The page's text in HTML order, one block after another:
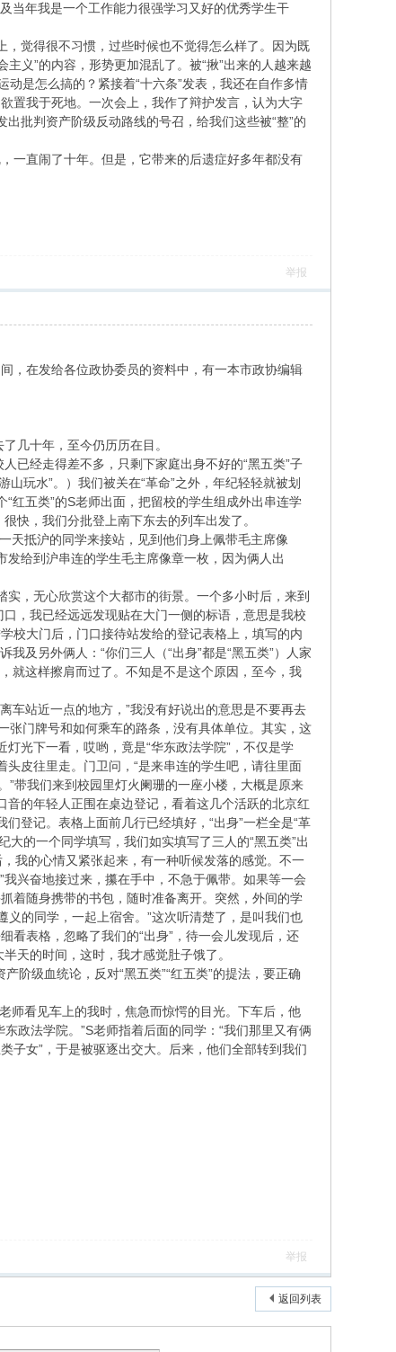
当年我是一个工作能力很强学习又好的优秀学生干
觉得很不习惯，过些时候也不觉得怎么样了。因为既
义”的内容，形势更加混乱了。被“揪”出来的人越来越
动是怎么搞的？紧接着“十六条”发表，我还在自作多情
置我于死地。一次会上，我作了辩护发言，认为大字
批判资产阶级反动路线的号召，给我们这些被“整”的
一直闹了十年。但是，它带来的后遗症好多年都没有
举报
，在发给各位政协委员的资料中，有一本市政协编辑
几十年，至今仍历历在目。
已经走得差不多，只剩下家庭出身不好的“黑五类”子
山玩水”。）我们被关在“革命”之外，年纪轻轻就被划
红五类”的S老师出面，把留校的学生组成外出串连学
快，我们分批登上南下东去的列车出发了。
天抵沪的同学来接站，见到他们身上佩带毛主席像
给到沪串连的学生毛主席像章一枚，因为俩人出
，无心欣赏这个大都市的街景。一个多小时后，来到
，我已经远远发现贴在大门一侧的标语，意思是我校
校大门后，门口接待站发给的登记表格上，填写的内
及另外俩人：“你们三人（“出身”都是“黑五类”）人家
就这样擦肩而过了。不知是不是这个原因，至今，我
车站近一点的地方，”我没有好说出的意思是不要再去
张门牌号和如何乘车的路条，没有具体单位。其实，这
光下一看，哎哟，竟是“华东政法学院”，不仅是学
皮往里走。门卫问，“是来串连的学生吧，请往里面
”带我们来到校园里灯火阑珊的一座小楼，大概是原来
的年轻人正围在桌边登记，看着这几个活跃的北京红
登记。表格上面前几行已经填好，“出身”一栏全是“革
大的一个同学填写，我们如实填写了三人的“黑五类”出
，我的心情又紧张起来，有一种听候发落的感觉。不一
兴奋地接过来，攥在手中，不急于佩带。如果等一会
着随身携带的书包，随时准备离开。突然，外间的学
义的同学，一起上宿舍。”这次听清楚了，是叫我们也
看表格，忽略了我们的“出身”，待一会儿发现后，还
天的时间，这时，我才感觉肚子饿了。
阶级血统论，反对“黑五类”“红五类”的提法，要正确
师看见车上的我时，焦急而惊愕的目光。下车后，他
政法学院。”S老师指着后面的同学：“我们那里又有俩
子女”，于是被驱逐出交大。后来，他们全部转到我们
举报
返回列表